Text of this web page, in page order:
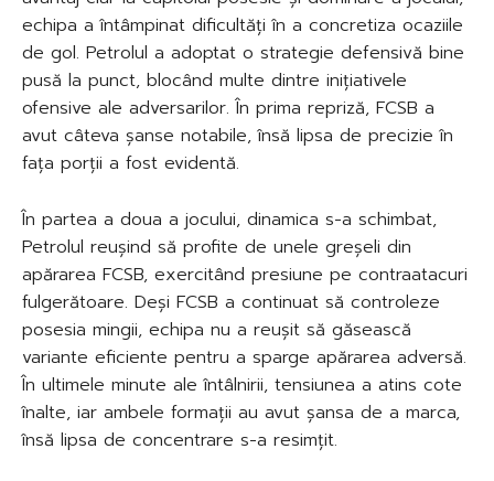
echipa a întâmpinat dificultăți în a concretiza ocaziile
de gol. Petrolul a adoptat o strategie defensivă bine
pusă la punct, blocând multe dintre inițiativele
ofensive ale adversarilor. În prima repriză, FCSB a
avut câteva șanse notabile, însă lipsa de precizie în
fața porții a fost evidentă.
În partea a doua a jocului, dinamica s-a schimbat,
Petrolul reușind să profite de unele greșeli din
apărarea FCSB, exercitând presiune pe contraatacuri
fulgerătoare. Deși FCSB a continuat să controleze
posesia mingii, echipa nu a reușit să găsească
variante eficiente pentru a sparge apărarea adversă.
În ultimele minute ale întâlnirii, tensiunea a atins cote
înalte, iar ambele formații au avut șansa de a marca,
însă lipsa de concentrare s-a resimțit.